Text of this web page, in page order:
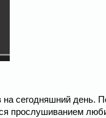
сегодняшний день.
прослушиванием